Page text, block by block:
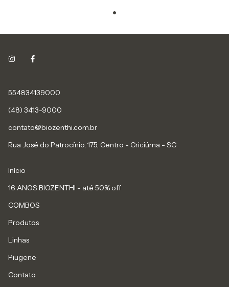
554834139000
(48) 3413-9000
contato@biozenthi.com.br
Rua José do Patrocínio, 175, Centro - Criciúma - SC
Início
16 ANOS BIOZENTHI - até 50% off
COMBOS
Produtos
Linhas
Piugene
Contato